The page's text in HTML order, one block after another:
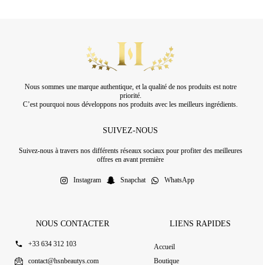
Nous sommes une marque authentique, et la qualité de nos produits est notre
priorité.
C’est pourquoi nous développons nos produits avec les meilleurs ingrédients.
SUIVEZ-NOUS
Suivez-nous à travers nos différents réseaux sociaux pour profiter des meilleures
offres en avant première
Instagram Snapchat WhatsApp
NOUS CONTACTER
+33 634 312 103
contact@hsnbeautys.com
LIENS RAPIDES
Accueil
Boutique